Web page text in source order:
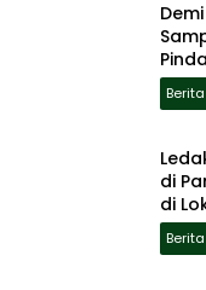
Berita
di
di
Berita